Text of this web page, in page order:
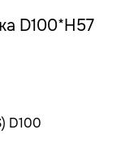
D100*H57
D100